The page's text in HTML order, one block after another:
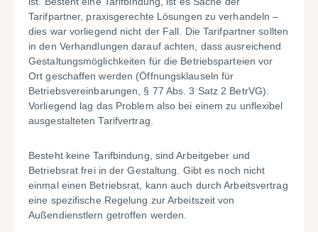
Tarifpartner, praxisgerechte Lösungen zu verhandeln –
dies war vorliegend nicht der Fall. Die Tarifpartner sollten
in den Verhandlungen darauf achten, dass ausreichend
Gestaltungsmöglichkeiten für die Betriebsparteien vor
Ort geschaffen werden (Öffnungsklauseln für
Betriebsvereinbarungen, § 77 Abs. 3 Satz 2 BetrVG).
Vorliegend lag das Problem also bei einem zu unflexibel
ausgestalteten Tarifvertrag.
Besteht keine Tarifbindung, sind Arbeitgeber und
Betriebsrat frei in der Gestaltung. Gibt es noch nicht
einmal einen Betriebsrat, kann auch durch Arbeitsvertrag
eine spezifische Regelung zur Arbeitszeit von
Außendienstlern getroffen werden.